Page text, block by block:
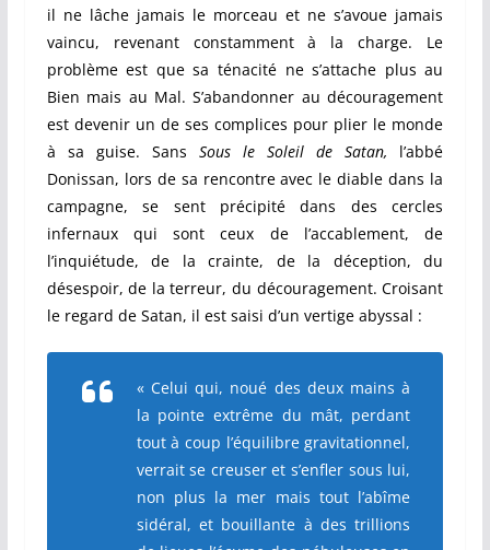
il ne lâche jamais le morceau et ne s’avoue jamais
vaincu, revenant constamment à la charge. Le
problème est que sa ténacité ne s’attache plus au
Bien mais au Mal. S’abandonner au découragement
est devenir un de ses complices pour plier le monde
à sa guise. Sans Sous le Soleil de Satan, l’abbé
Donissan, lors de sa rencontre avec le diable dans la
campagne, se sent précipité dans des cercles
infernaux qui sont ceux de l’accablement, de
l’inquiétude, de la crainte, de la déception, du
désespoir, de la terreur, du découragement. Croisant
le regard de Satan, il est saisi d’un vertige abyssal :
« Celui qui, noué des deux mains à
la pointe extrême du mât, perdant
tout à coup l’équilibre gravitationnel,
verrait se creuser et s’enfler sous lui,
non plus la mer mais tout l’abîme
sidéral, et bouillante à des trillions